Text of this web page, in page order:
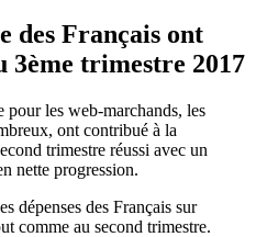
des Français ont
3ème trimestre 2017
pour les web-marchands, les
ont contribué à la
trimestre réussi avec un
nette progression.
dépenses des Français sur
comme au second trimestre.